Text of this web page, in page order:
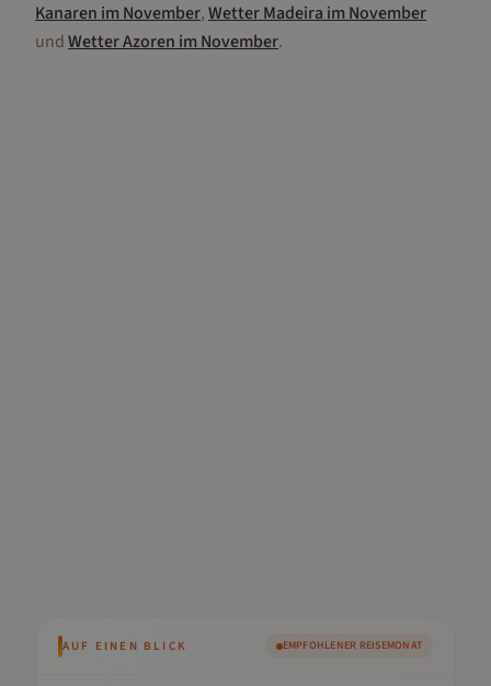
Kanaren imNovember,WetterMadeira imNovember
undWetterAzoren imNovember.
AUF EINEN BLICK EMPFOHLENER REISEMONAT